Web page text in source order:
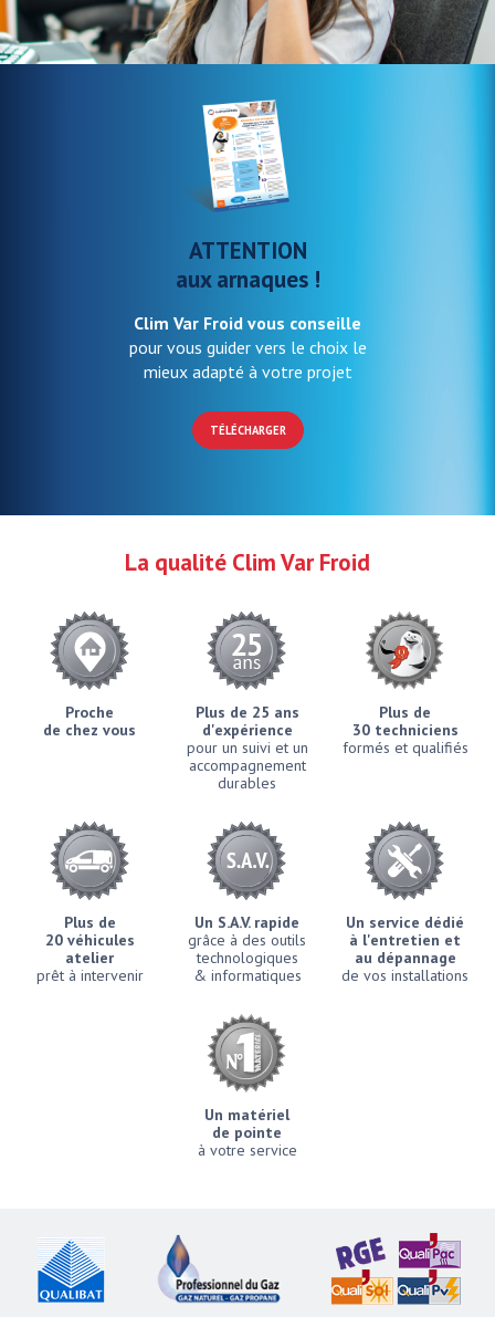
ATTENTION
aux arnaques !
Clim Var Froid vous conseille
pour vous guider vers le choix le
mieux adapté à votre projet
TÉLÉCHARGER
La qualité Clim Var Froid
Proche
de chez vous
Plus de 25 ans
d'expérience
pour un suivi et un
accompagnement
durables
Plus de
30 techniciens
formés et qualifiés
Plus de
20 véhicules
atelier
prêt à intervenir
Un S.A.V. rapide
grâce à des outils
technologiques
& informatiques
Un service dédié
à l'entretien et
au dépannage
de vos installations
Un matériel
de pointe
à votre service